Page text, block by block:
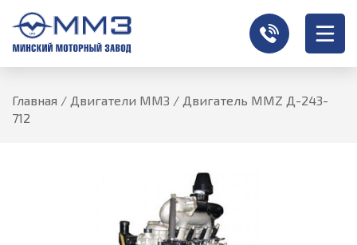
Главная / Двигатели ММЗ / Двигатель MMZ Д-243-
712